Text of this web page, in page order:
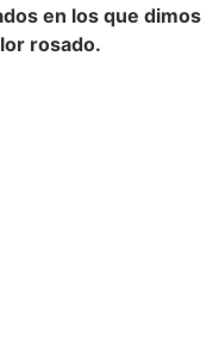
en los que dimos
rosado.